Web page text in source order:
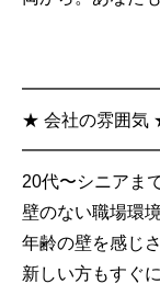
★ 会社の雰囲気
20代〜シニアま
壁のない職場環
年齢の壁を感じ
新しい方もすぐ